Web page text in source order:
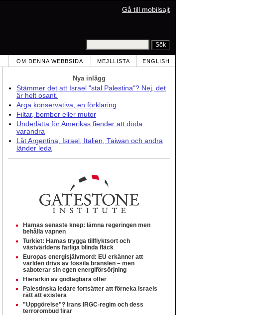
Gå till mobilsajt
OM DENNA WEBBSIDA MEJLLISTA ENGLISH
Nya inlägg
Stämmer det att Israel "stal Palestina"? Nej, det
är helt osant.
Arga konservativa, en förklaring
Filtar, bomber eller mutor
Underlätta för Amerikas fiender att döda
varandra
Låt Argentina, Israel, Italien, Taiwan och andra
länder leda
Hamas senaste knep: lämna regeringen men
behålla vapnen
Turkiet: Hamas trygga tillflyktsort och
västvärldens farliga blinda fläck
Europas energisjälvmord: EU erkänner att
världen drivs av fossila bränslen – men
saboterar sin egen energiförsörjning
Hierarkin av godtagbara offer
Palestinska ledare fortsätter att förneka Israels
rätt att existera
"Uppgörelse"? Irans IRGC-regim och dess
terrorombud firar